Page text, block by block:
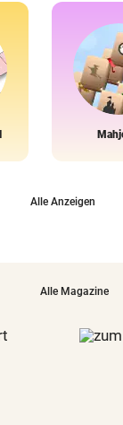
Alle Anzeigen
Alle Magazine